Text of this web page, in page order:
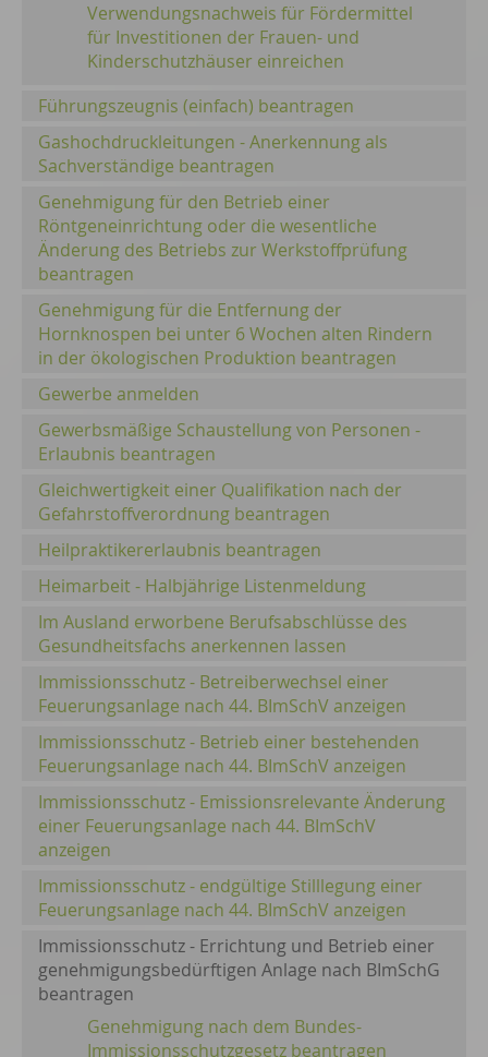
Verwendungsnachweis für Fördermittel
für Investitionen der Frauen- und
Kinderschutzhäuser einreichen
Führungszeugnis (einfach) beantragen
Gashochdruckleitungen - Anerkennung als
Sachverständige beantragen
Genehmigung für den Betrieb einer
Röntgeneinrichtung oder die wesentliche
Änderung des Betriebs zur Werkstoffprüfung
beantragen
Genehmigung für die Entfernung der
Hornknospen bei unter 6 Wochen alten Rindern
in der ökologischen Produktion beantragen
Gewerbe anmelden
Gewerbsmäßige Schaustellung von Personen -
Erlaubnis beantragen
Gleichwertigkeit einer Qualifikation nach der
Gefahrstoffverordnung beantragen
Heilpraktikererlaubnis beantragen
Heimarbeit - Halbjährige Listenmeldung
Im Ausland erworbene Berufsabschlüsse des
Gesundheitsfachs anerkennen lassen
Immissionsschutz - Betreiberwechsel einer
Feuerungsanlage nach 44. BImSchV anzeigen
Immissionsschutz - Betrieb einer bestehenden
Feuerungsanlage nach 44. BImSchV anzeigen
Immissionsschutz - Emissionsrelevante Änderung
einer Feuerungsanlage nach 44. BImSchV
anzeigen
Immissionsschutz - endgültige Stilllegung einer
Feuerungsanlage nach 44. BImSchV anzeigen
Immissionsschutz - Errichtung und Betrieb einer
genehmigungsbedürftigen Anlage nach BImSchG
beantragen
Genehmigung nach dem Bundes-
Immissionsschutzgesetz beantragen